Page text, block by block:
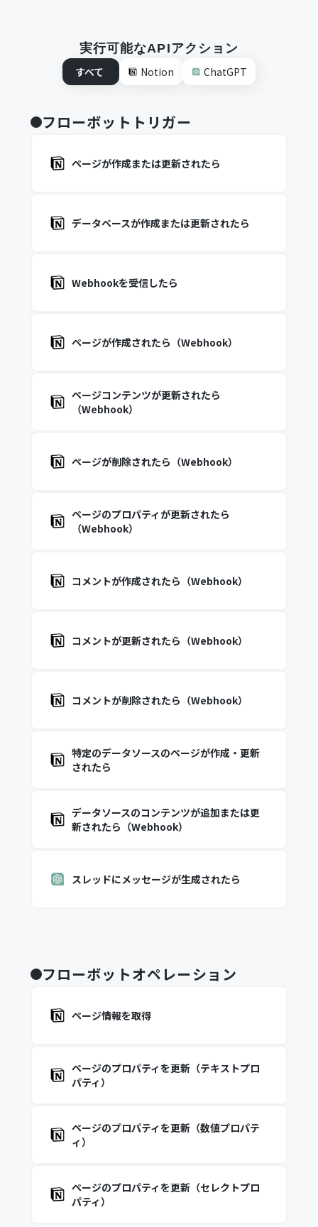
実行可能なAPIアクション
すべて
Notion ChatGPT
フローボットトリガー
ページが作成または更新されたら
データベースが作成または更新されたら
Webhookを受信したら
ページが作成されたら（Webhook）
ページコンテンツが更新されたら
（Webhook）
ページが削除されたら（Webhook）
ページのプロパティが更新されたら
（Webhook）
コメントが作成されたら（Webhook）
コメントが更新されたら（Webhook）
コメントが削除されたら（Webhook）
特定のデータソースのページが作成・更新
されたら
データソースのコンテンツが追加または更
新されたら（Webhook）
スレッドにメッセージが生成されたら
フローボットオペレーション
ページ情報を取得
ページのプロパティを更新（テキストプロ
パティ）
ページのプロパティを更新（数値プロパテ
ィ）
ページのプロパティを更新（セレクトプロ
パティ）